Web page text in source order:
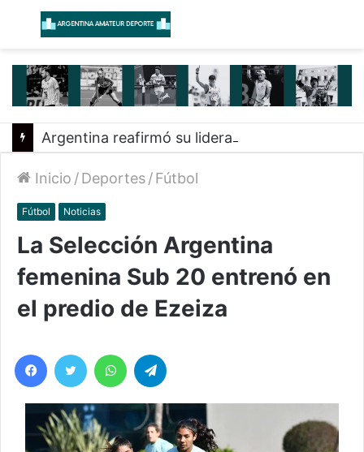
Menú
Inicio /Deportes/Fútbol
Fútbol Noticias
La Selección Argentina
femenina Sub 20 entrenó en
el predio de Ezeiza
Facebook
Twitter WhatsApp